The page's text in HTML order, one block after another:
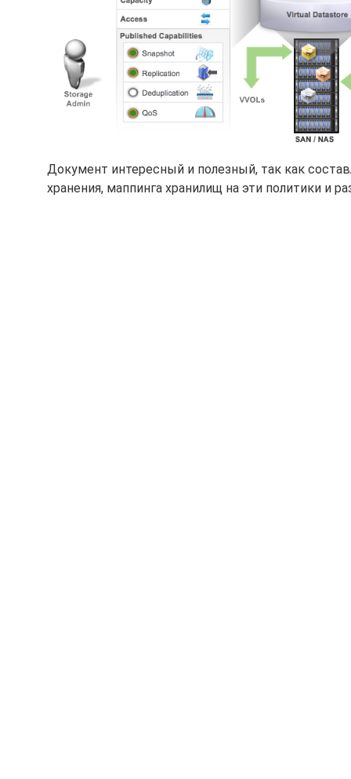
Документ интересный и полезный, так как
хранения, маппинга хранилищ на эти политики и